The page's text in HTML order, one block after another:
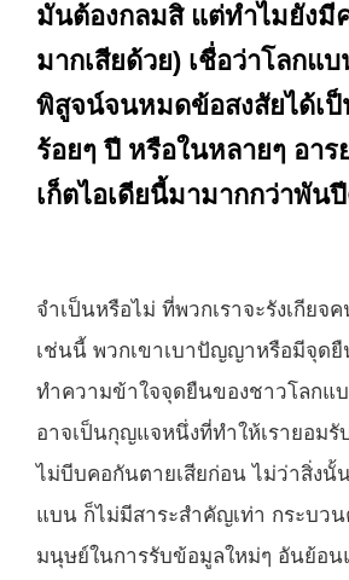
มันต้องกลมสิ แต่ทำไมยังมี
มากเสียด้วย) เชื่อว่าโลกแ
พิสูจน์จนหมดข้อสงสัยได้เป็
ร้อยๆ ปี หรือในหลายๆ อาร
เก็ตไอเดียนี้มามากกว่าพัน
จำเป็นหรือไม่ ที่พวกเราจะรังเกียจ
เช่นนี้ พวกเขาเบาปัญญาหรือมีจุด
ทำความข้าใจจุดยืนของชาวโลกแ
อาจเป็นกุญแจหนึ่งที่ทำให้เรายอมรั
ไม่บีบคอกันตายเสียก่อน ไม่ว่าสิ่งนั้
แบน ก็ไม่มีสาระสำคัญเท่า กระบว
มนุษย์ในการรับข้อมูลใหม่ๆ อันย้อน